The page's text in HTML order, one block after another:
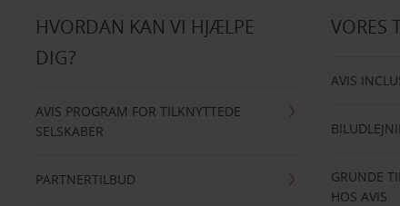
HVORDAN KAN VI HJÆLPE
DIG?
AVIS PROGRAM FOR TILKNYTTEDE
SELSKABER
PARTNERTILBUD
VORES
AVIS
GRUNDE
HOS AVIS